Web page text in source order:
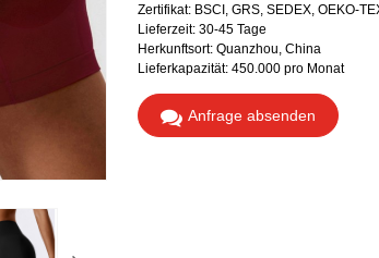
Zertifikat: BSCI, GRS, SEDEX, OEKO-
Lieferzeit: 30-45 Tage
Herkunftsort: Quanzhou, China
Lieferkapazität: 450.000 pro Monat
Anfrage absenden